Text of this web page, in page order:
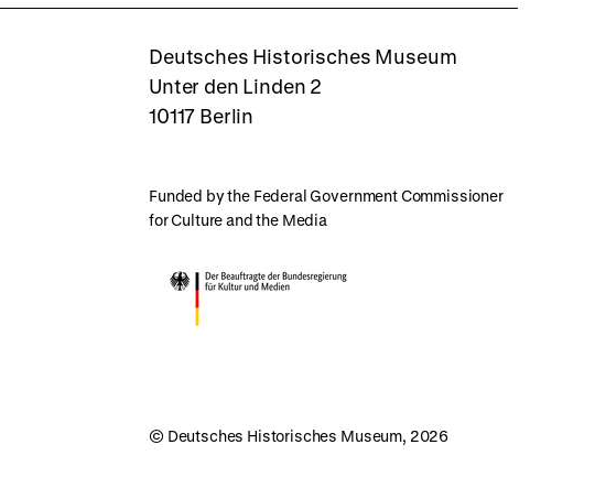
LetterboxdDeutsches Historisches Museum
Unter den Linden 2
10117 Berlin
Funded by the Federal Government Commissioner
for Culture and the Media
© Deutsches Historisches Museum, 2026